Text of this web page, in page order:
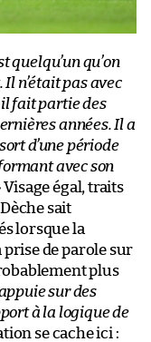
quelqu’un qu’on
n’était pas avec
il fait partie des
années. Il a
d’une période
avec son
Visage égal, traits
sait
lorsque la
de parole sur
plus
sur des
à la logique de
se cache ici :